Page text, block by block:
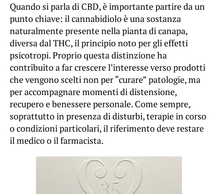
Quando si parla di CBD, è importante partire da un
punto chiave: il cannabidiolo è una sostanza
naturalmente presente nella pianta di canapa,
diversa dal THC, il principio noto per gli effetti
psicotropi. Proprio questa distinzione ha
contribuito a far crescere l’interesse verso prodotti
che vengono scelti non per “curare” patologie, ma
per accompagnare momenti di distensione,
recupero e benessere personale. Come sempre,
soprattutto in presenza di disturbi, terapie in corso
o condizioni particolari, il riferimento deve restare
il medico o il farmacista.